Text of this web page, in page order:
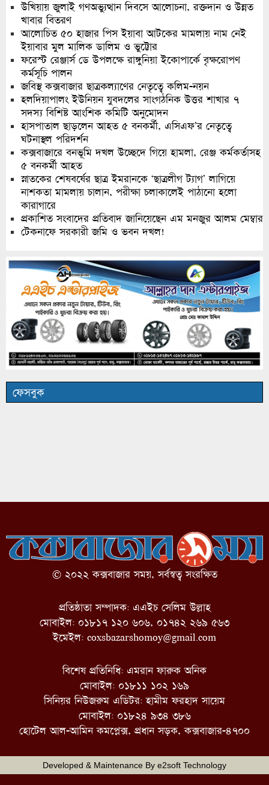
উখিয়ায় জুলাই গণঅভ্যুত্থান দিবসে আলোচনা, রক্তদান ও উন্নত
খাবার বিতরণ
আলোচিত ৫০ হাজার পিস ইয়াবা আটকের মামলায় নাম নেই
ইয়াবার মুল মালিক ডালিম ও ভুট্টোর
ফরেস্ট রেঞ্জার্স ডে উপলক্ষে রাঙ্গুনিয়া ইকোপার্কে বৃক্ষরোপণ
কর্মসূচি পালন
জবিস্থ কক্সবাজার ছাত্রকল্যাণের নেতৃত্বে কলিম-নয়ন
হলদিয়াপালং ইউনিয়ন যুবদলের সাংগঠনিক উত্তর শাখার ৭
সদস্য বিশিষ্ট আংশিক কমিটি অনুমোদন
হাসপাতাল ছাড়লেন আহত ৫ বনকর্মী, এসিএফ’র নেতৃত্বে
ঘটনাস্থল পরিদর্শন
কক্সবাজারে বনভূমি দখল উচ্ছেদে গিয়ে হামলা, রেঞ্জ কর্মকর্তাসহ
৫ বনকর্মী আহত
স্নাতকের শেষবর্ষের ছাত্র ইমরানকে ‘ছাত্রলীগ ট্যাগ’ লাগিয়ে
নাশকতা মামলায় চালান, পরীক্ষা চলাকালেই পাঠানো হলো
কারাগারে
প্রকাশিত সংবাদের প্রতিবাদ জানিয়েছেন এম মনজুর আলম মেম্বার
টেকনাফে সরকারী জমি ও ভবন দখল!
ফেসবুক
© ২০২২ কক্সবাজার সময়, সর্বস্বত্ব সংরক্ষিত
প্রতিষ্ঠাতা সম্পাদক: এএইচ সেলিম উল্লাহ
মোবাইল: ০১৮১৭ ১২০ ৬০৬, ০১৭৪২ ২৬৯ ৫৬৩
ইমেইল: coxsbazarshomoy@gmail.com
বিশেষ প্রতিনিধি: এমরান ফারুক অনিক
মোবাইল: ০১৮১১ ১০২ ১৬৯
সিনিয়র নিউজরুম এডিটর: হামীম ফরহাদ সায়েম
মোবাইল: ০১৮২৪ ৯৩৪ ৩৮৬
হোটেল আল-আমিন কমপ্লেক্স, প্রধান সড়ক, কক্সবাজার-৪৭০০
Developed & Maintenance By e2soft Technology